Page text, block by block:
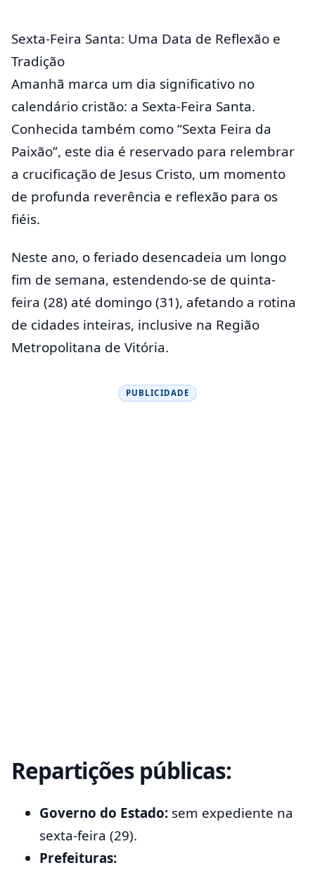
Sexta-Feira Santa: Uma Data de Reflexão e
Tradição
Amanhã marca um dia significativo no
calendário cristão: a Sexta-Feira Santa.
Conhecida também como “Sexta Feira da
Paixão”, este dia é reservado para relembrar
a crucificação de Jesus Cristo, um momento
de profunda reverência e reflexão para os
fiéis.
Neste ano, o feriado desencadeia um longo
fim de semana, estendendo-se de quinta-
feira (28) até domingo (31), afetando a rotina
de cidades inteiras, inclusive na Região
Metropolitana de Vitória.
PUBLICIDADE
Repartições públicas:
Governo do Estado: sem expediente na
sexta-feira (29).
Prefeituras: